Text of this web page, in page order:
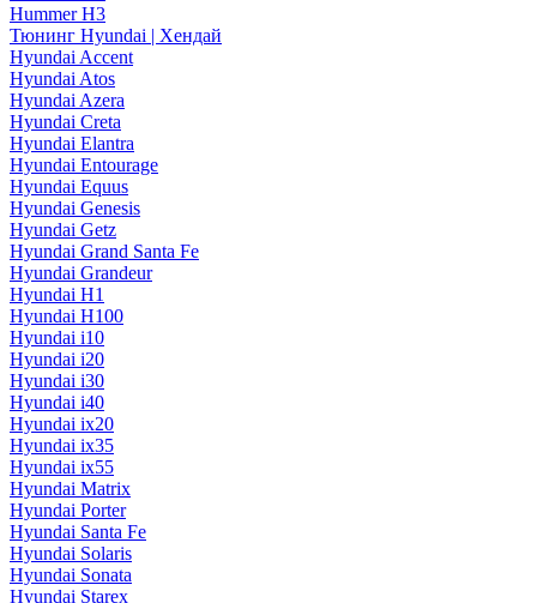
Hummer H3
Тюнинг Hyundai | Хендай
Hyundai Accent
Hyundai Atos
Hyundai Azera
Hyundai Creta
Hyundai Elantra
Hyundai Entourage
Hyundai Equus
Hyundai Genesis
Hyundai Getz
Hyundai Grand Santa Fe
Hyundai Grandeur
Hyundai H1
Hyundai H100
Hyundai i10
Hyundai i20
Hyundai i30
Hyundai i40
Hyundai ix20
Hyundai ix35
Hyundai ix55
Hyundai Matrix
Hyundai Porter
Hyundai Santa Fe
Hyundai Solaris
Hyundai Sonata
Hyundai Starex